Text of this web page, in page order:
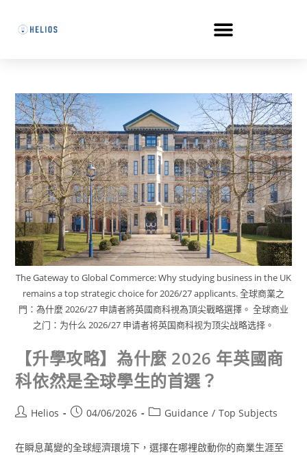
The Gateway to Global Commerce: Why studying business in the UK
remains a top strategic choice for 2026/27 applicants. 全球商業之
門：為什麼 2026/27 申請者將英國商科視為頂尖戰略選擇。 全球商业
之门：为什么 2026/27 申请者将英国商科视为顶尖战略选择。
【升學攻略】為什麼 2026 年英國商
科依然是全球學生的首選？
Helios 04/06/2026 Guidance / Top Subjects
在瞬息萬變的全球經濟環境下，選擇在哪裡啟動你的商業生涯至